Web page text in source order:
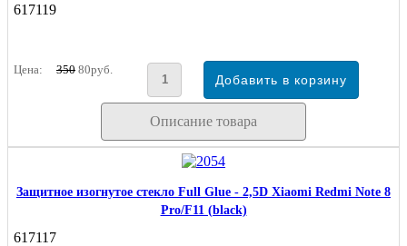
617119
Цена: 350 80руб.
Описание товара
Защитное изогнутое стекло Full Glue - 2,5D Xiaomi Redmi Note 8
Pro/F11 (black)
617117